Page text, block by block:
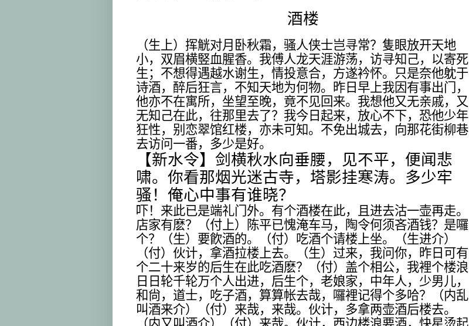
酒楼
（生上）挥觥对月卧秋霜，骚人侠士岂寻常？隻眼放开天地
小，双眉横竪血腥香。我傅人龙天涯游荡，访寻知己，以寄死
生；不想得遇越水谢生，情投意合，方遂衿怀。只是奈他躭于
诗酒，醉后狂言，不知天地为何物。昨日早上我因有事出门，
他亦不在寓所，坐望至晚，竟不见回来。我想他又无亲戚，又
无知己在此，往那里去了？我今日起来，放心不下，恐他少年
狂性，别恋翠馆红楼，亦未可知。不免出城去，向那花街柳巷
去访问一番，多少是好。
【新水令】剑横秋水向垂腰，见不平，便闻悲
啸。你看那烟光迷古寺，塔影挂寒涛。多少牢
骚！俺心中事有谁晓？
吓！来此已是端礼门外。有个酒楼在此，且进去沽一壶再走。
店家有麽？（付上）陈平已愧淹车马，陶令何须吝酒钱？是囉
个？（生）要飮酒的。（付）吃酒个请楼上坐。（生进介）
（付）伙计，拿酒拉楼上去。（生）过来，我问你，昨日可有
个二十来岁的后生在此吃酒麽？（付）盖个相公，我裡个楼浪
日日轮千轮万个人出进，后生个，老娘家，中年人，少男儿，
和尙，道士，吃子酒，算算帐去哉，囉裡记得个多哈？（内乱
叫酒来介）（付）来哉，来哉。伙计，多拿两壶酒后楼去。